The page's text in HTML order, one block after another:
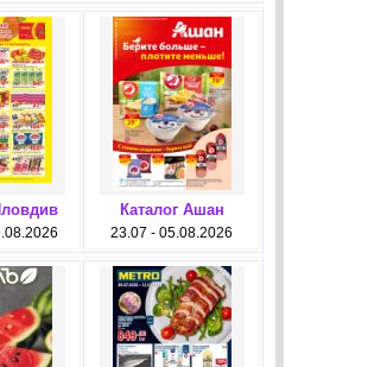
Каталог Ашан
23.07 - 05.08.2026